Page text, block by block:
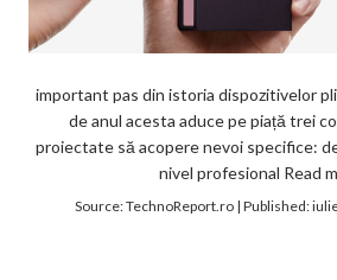
important pas din istoria dispozitivelor
de anul acesta aduce pe piață trei
proiectate să acopere nevoi specifice:
nivel profesional Read
Source:TechnoReport.ro| Published: